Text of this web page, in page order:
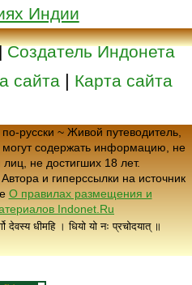
Индии
Создатель Индонета
сайта
Карта сайта
русски ~ Живой путеводитель,
содержать информацию, не
не достигших 18 лет.
и гиперссылки на источник
О правилах размещения и
Indonet.Ru
देवस्य धीमहि । धियो यो नः प्रचोदयात् ॥